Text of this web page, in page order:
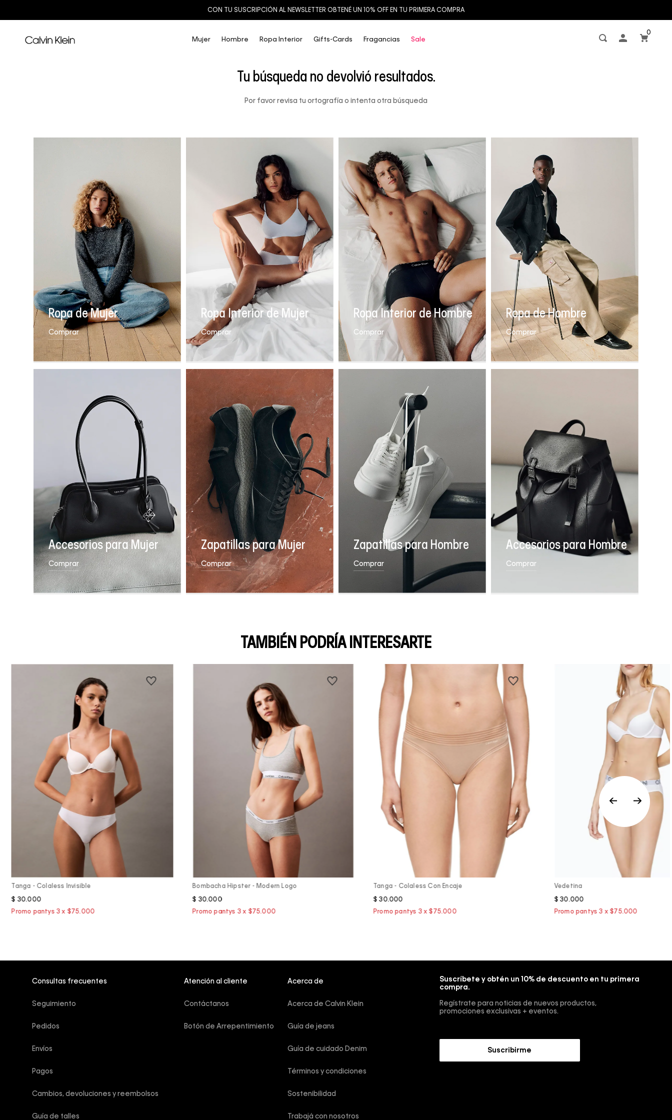
CON TU SUSCRIPCIÓN AL NEWSLETTER OBTENÉ UN 10% OFF EN TU PRIMERA COMPRA
Mujer Hombre Ropa Interior Gifts-Cards Fragancias Sale
0
Tu búsqueda no devolvió resultados.
Por favor revisa tu ortografía o intenta otra búsqueda
Ropa de Mujer
Comprar
Ropa Interior de Mujer
Comprar
Ropa Interior de Hombre
Comprar
Ropa de Hombre
Comprar
Accesorios para Mujer
Comprar
Zapatillas para Mujer
Comprar
Zapatillas para Hombre
Comprar
Accesorios para Hombre
Comprar
TAMBIÉN PODRÍA INTERESARTE
Vista Rápida
Tanga - Colaless Invisible
$ 30.000
Vista Rápida
Bombacha Hipster - Modern Logo
$ 30.000
Tanga - Colaless Con Encaje
$ 30.000
Vista Rápida
Vedetina
$ 30.000
Consultas frecuentes
Seguimiento
Pedidos
Envíos
Pagos
Cambios, devoluciones y reembolsos
Guía de talles
Atención al cliente
Contáctanos
Botón de Arrepentimiento
Acerca de
Acerca de Calvin Klein
Guía de jeans
Guía de cuidado Denim
Términos y condiciones
Sostenibilidad
Trabajá con nosotros
Suscríbete y obtén un 10% de descuento en tu primera
compra.
Regístrate para noticias de nuevos productos,
promociones exclusivas + eventos.
Suscribirme